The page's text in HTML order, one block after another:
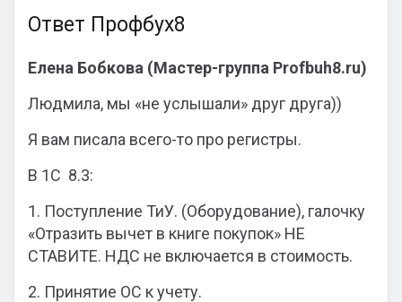
Ответ Профбух8
Елена Бобкова (Мастер-группа Profbuh8.ru)
Людмила, мы «не услышали» друг друга))
Я вам писала всего-то про регистры.
В 1С 8.3:
1. Поступление ТиУ. (Оборудование), галочку
«Отразить вычет в книге покупок» НЕ
СТАВИТЕ. НДС не включается в стоимость.
2. Принятие ОС к учету.